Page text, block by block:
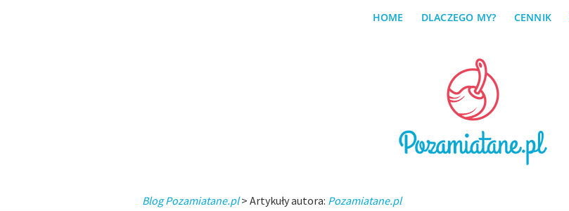
HOME DLACZEGO MY? CENNIK
Blog Pozamiatane.pl> Artykuły autora: Pozamiatane.pl